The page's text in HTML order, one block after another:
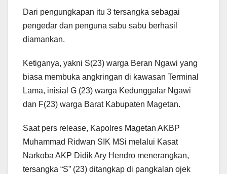
Dari pengungkapan itu 3 tersangka sebagai
pengedar dan penguna sabu sabu berhasil
diamankan.
Ketiganya, yakni S(23) warga Beran Ngawi yang
biasa membuka angkringan di kawasan Terminal
Lama, inisial G (23) warga Kedunggalar Ngawi
dan F(23) warga Barat Kabupaten Magetan.
Saat pers release, Kapolres Magetan AKBP
Muhammad Ridwan SIK MSi melalui Kasat
Narkoba AKP Didik Ary Hendro menerangkan,
tersangka “S” (23) ditangkap di pangkalan ojek